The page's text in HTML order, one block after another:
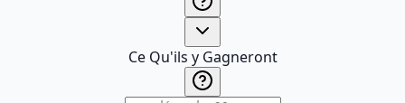
Ce Qu'ils y Gagneront